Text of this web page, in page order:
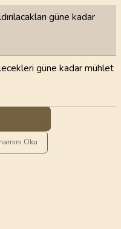
güne kadar
güne kadar mühlet
Oku